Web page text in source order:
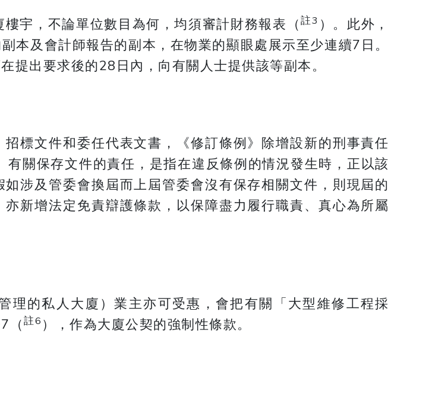
宇，不論單位數目為何，均須審計財務報表（註3 ）。此外，
本及會計師報告的副本，在物業的顯眼處展示至少連續7日。
提出要求後的28日內，向有關人士提供該等副本。
標文件和委任代表文書，《修訂條例》除增設新的刑事責任
有關保存文件的責任，是指在違反條例的情況發生時，正以該
涉及管委會換屆而上屆管委會沒有保存相關文件，則現屆的
新增法定免責辯護條款，以保障盡力履行職責、真心為所屬
理的私人大廈）業主亦可受惠，會把有關「大型維修工程採
（註6 ），作為大廈公契的強制性條款。